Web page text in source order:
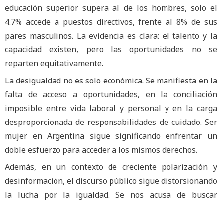
educación superior supera al de los hombres, solo el
4.7% accede a puestos directivos, frente al 8% de sus
pares masculinos. La evidencia es clara: el talento y la
capacidad existen, pero las oportunidades no se
reparten equitativamente.
La desigualdad no es solo económica. Se manifiesta en la
falta de acceso a oportunidades, en la conciliación
imposible entre vida laboral y personal y en la carga
desproporcionada de responsabilidades de cuidado. Ser
mujer en Argentina sigue significando enfrentar un
doble esfuerzo para acceder a los mismos derechos.
Además, en un contexto de creciente polarización y
desinformación, el discurso público sigue distorsionando
la lucha por la igualdad. Se nos acusa de buscar